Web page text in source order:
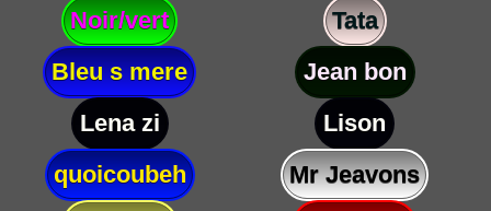
Noir/vert
Tata
Bleu s mere
Jean bon
Lena zi
Lison
quoicoubeh
Mr Jeavons